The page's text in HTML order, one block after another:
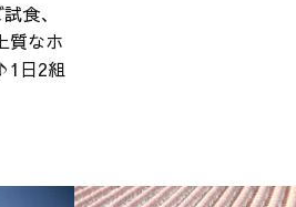
食、
質なホ
日2組